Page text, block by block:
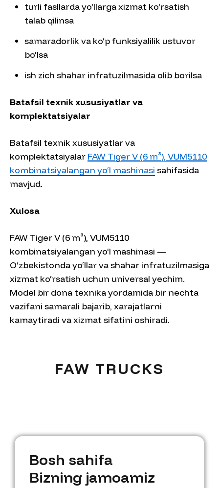
turli fasllarda yo‘llarga xizmat ko‘rsatish
talab qilinsa
samaradorlik va ko‘p funksiyalilik ustuvor
bo‘lsa
ish zich shahar infratuzilmasida olib borilsa
Batafsil texnik xususiyatlar va
komplektatsiyalar
Batafsil texnik xususiyatlar va
komplektatsiyalar FAW Tiger V (6 m³), VUM5110
kombinatsiyalangan yo‘l mashinasi sahifasida
mavjud.
Xulosa
FAW Tiger V (6 m³), VUM5110
kombinatsiyalangan yo‘l mashinasi —
O‘zbekistonda yo‘llar va shahar infratuzilmasiga
xizmat ko‘rsatish uchun universal yechim.
Model bir dona texnika yordamida bir nechta
vazifani samarali bajarib, xarajatlarni
kamaytiradi va xizmat sifatini oshiradi.
FAW TRUCKS
Bosh sahifa
Boshsa hifa
Bizning jamoamiz